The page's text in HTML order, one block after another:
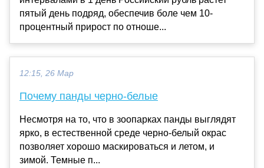
пятый день подряд, обеспечив боле чем 10-
процентный прирост по отноше...
12:15, 26 Мар
Почему панды черно-белые
Несмотря на то, что в зоопарках панды выглядят
ярко, в естественной среде черно-белый окрас
позволяет хорошо маскироваться и летом, и
зимой. Темные п...